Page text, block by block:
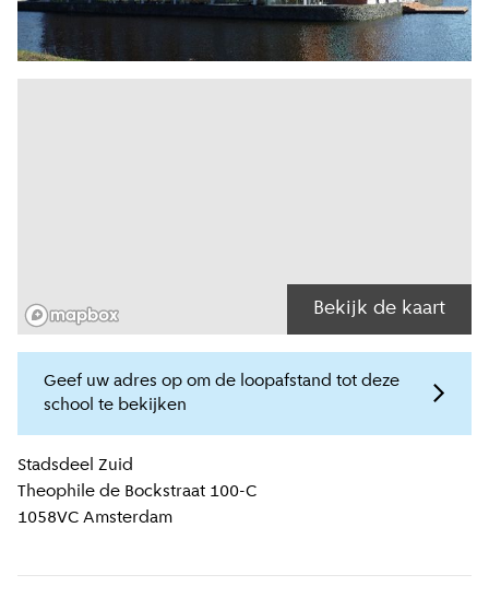
Bekijk de kaart
Geef uw adres op om de loopafstand tot deze
school te bekijken
Locatiegegevens
Stadsdeel Zuid
Theophile de Bockstraat 100-C
1058VC Amsterdam